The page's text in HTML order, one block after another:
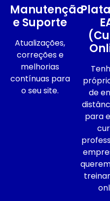
Manutenção
e Suporte
Atualizações,
correções e
melhorias
contínuas para
o seu site.
de
para